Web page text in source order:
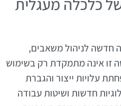
חדשה לניהול משאבים,
זו אינה מתמקדת רק בשימוש
עלויות ייצור והגברת
חדשות ושיטות עבודה